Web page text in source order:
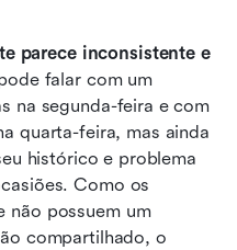
parece inconsistente e
falar com um
na segunda-feira e com
quarta-feira, mas ainda
histórico e problema
Como os
não possuem um
compartilhado, o